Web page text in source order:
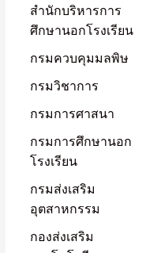
สำนักบริหารการ
ศึกษานอกโรงเรียน
กรมควบคุมมลพิษ
กรมวิชาการ
กรมการศาสนา
กรมการศึกษานอก
โรงเรียน
กรมส่งเสริม
อุตสาหกรรม
กองส่งเสริม